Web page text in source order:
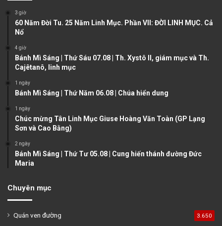
u
a
e
g
3 giờ
60 Năm Đời Tu. 25 Năm Linh Mục. Phần VII: ĐỜI LINH MỤC. Cả
Nổ
4 giờ
Bánh Mì Sáng | Thứ Sáu 07.08 | Th. Xystô II, giám mục và Th.
Cajêtanô, linh mục
1 ngày
Bánh Mì Sáng | Thứ Năm 06.08 | Chúa hiển dung
1 ngày
Chúc mừng Tân Linh Mục Giuse Hoàng Văn Toàn (GP Lạng
Sơn và Cao Bằng)
2 ngày
Bánh Mì Sáng | Thứ Tư 05.08 | Cung hiến thánh đường Đức
Maria
Chuyên mục
Quán ven đường 3.650